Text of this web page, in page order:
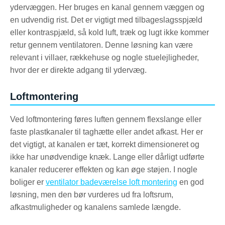
ydervæggen. Her bruges en kanal gennem væggen og
en udvendig rist. Det er vigtigt med tilbageslagsspjæld
eller kontraspjæld, så kold luft, træk og lugt ikke kommer
retur gennem ventilatoren. Denne løsning kan være
relevant i villaer, rækkehuse og nogle stuelejligheder,
hvor der er direkte adgang til ydervæg.
Loftmontering
Ved loftmontering føres luften gennem flexslange eller
faste plastkanaler til taghætte eller andet afkast. Her er
det vigtigt, at kanalen er tæt, korrekt dimensioneret og
ikke har unødvendige knæk. Lange eller dårligt udførte
kanaler reducerer effekten og kan øge støjen. I nogle
boliger er ventilator badeværelse loft montering en god
løsning, men den bør vurderes ud fra loftsrum,
afkastmuligheder og kanalens samlede længde.